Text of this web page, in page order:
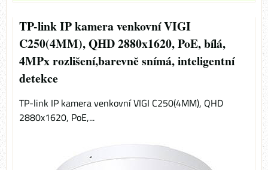
TP-link IP kamera venkovní VIGI
C250(4MM), QHD 2880x1620, PoE, bílá,
4MPx rozlišení,barevně snímá, inteligentní
detekce
TP-link IP kamera venkovní VIGI C250(4MM), QHD
2880x1620, PoE,...